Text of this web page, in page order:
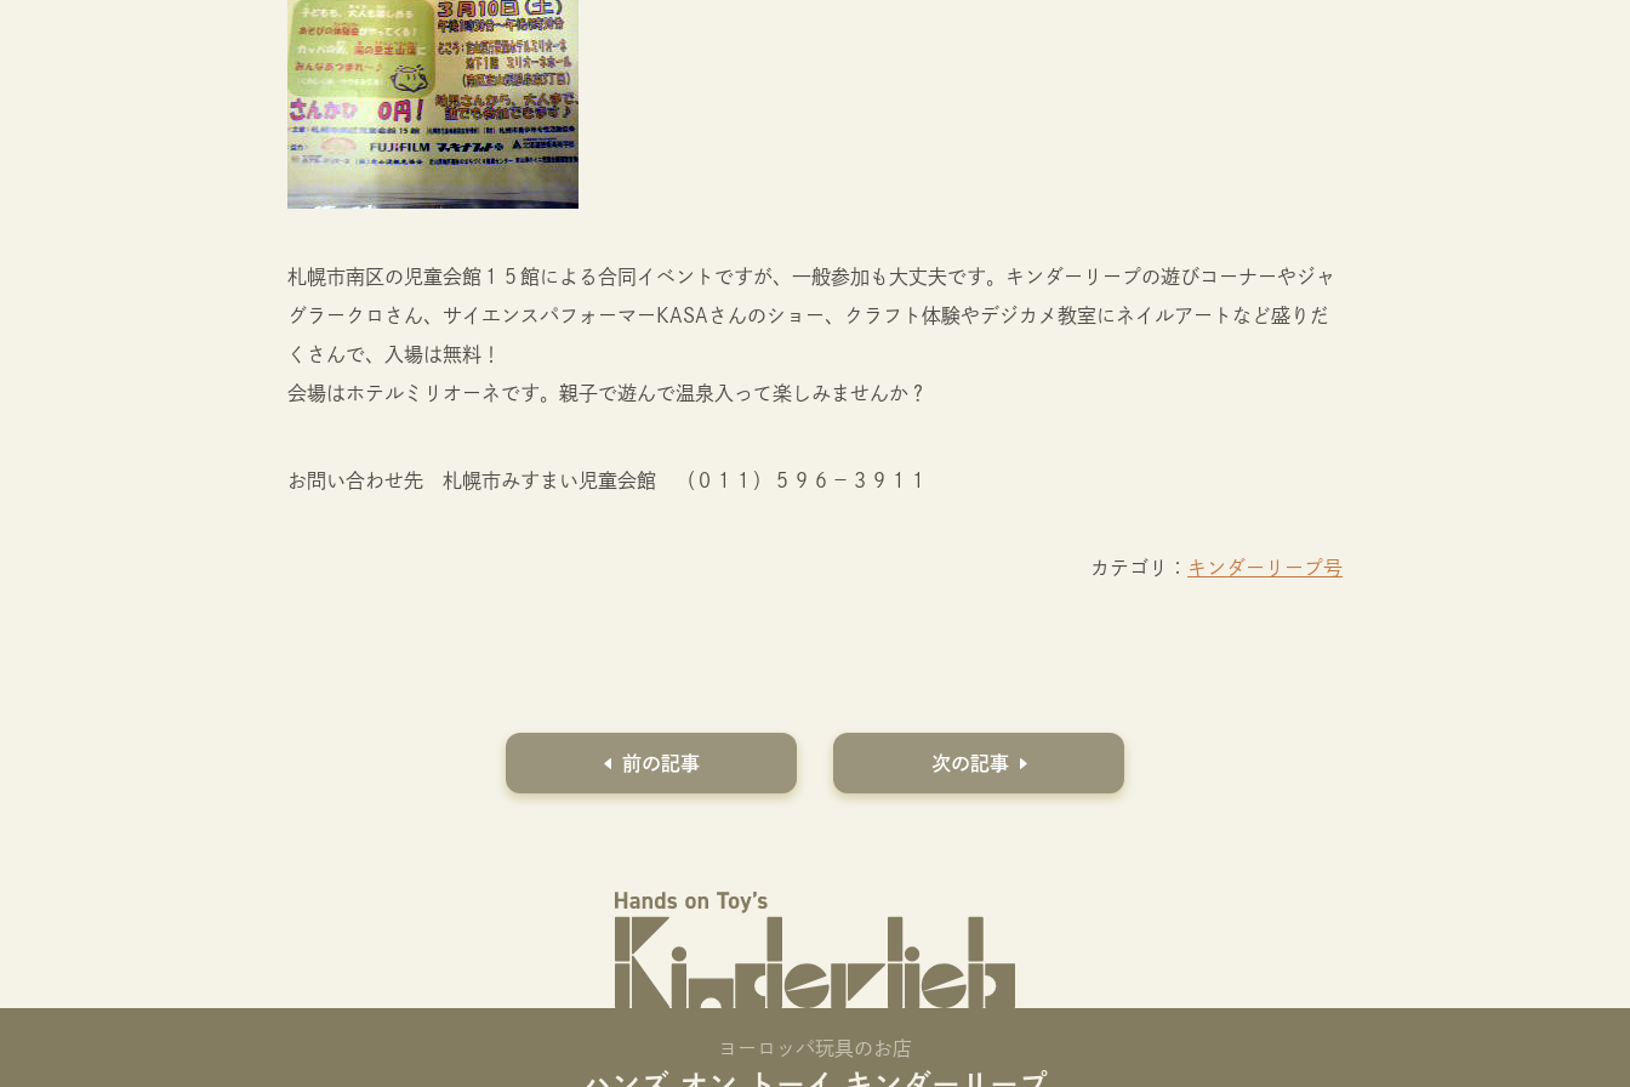
札幌市南区の児童会館１５館による合同イベントですが、一般参加も大丈夫です。キンダーリープの遊びコーナーやジャ
グラークロさん、サイエンスパフォーマーKASAさんのショー、クラフト体験やデジカメ教室にネイルアートなど盛りだ
くさんで、入場は無料！
会場はホテルミリオーネです。親子で遊んで温泉入って楽しみませんか？
お問い合わせ先 札幌市みすまい児童会館 （０１１）５９６－３９１１
カテゴリ： キンダーリープ号
前の記事 次の記事
ヨーロッパ玩具のお店